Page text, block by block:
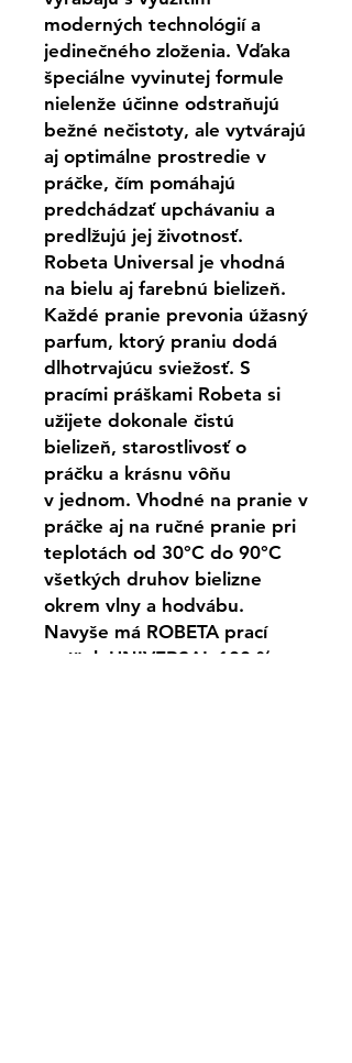
moderných technológií a
jedinečného zloženia. Vďaka
špeciálne vyvinutej formule
nielenže účinne odstraňujú
bežné nečistoty, ale vytvárajú
aj optimálne prostredie v
práčke, čím pomáhajú
predchádzať upchávaniu a
predlžujú jej životnosť.
Robeta Universal je vhodná
na bielu aj farebnú bielizeň.
Každé pranie prevonia úžasný
parfum, ktorý praniu dodá
dlhotrvajúcu sviežosť. S
pracími práškami Robeta si
užijete dokonale čistú
bielizeň, starostlivosť o
práčku a krásnu vôňu
v jednom. Vhodné na pranie v
práčke aj na ručné pranie pri
teplotách od 30°C do 90°C
všetkých druhov bielizne
okrem vlny a hodvábu.
Navyše má ROBETA prací
prášok UNIVERSAL 100 %